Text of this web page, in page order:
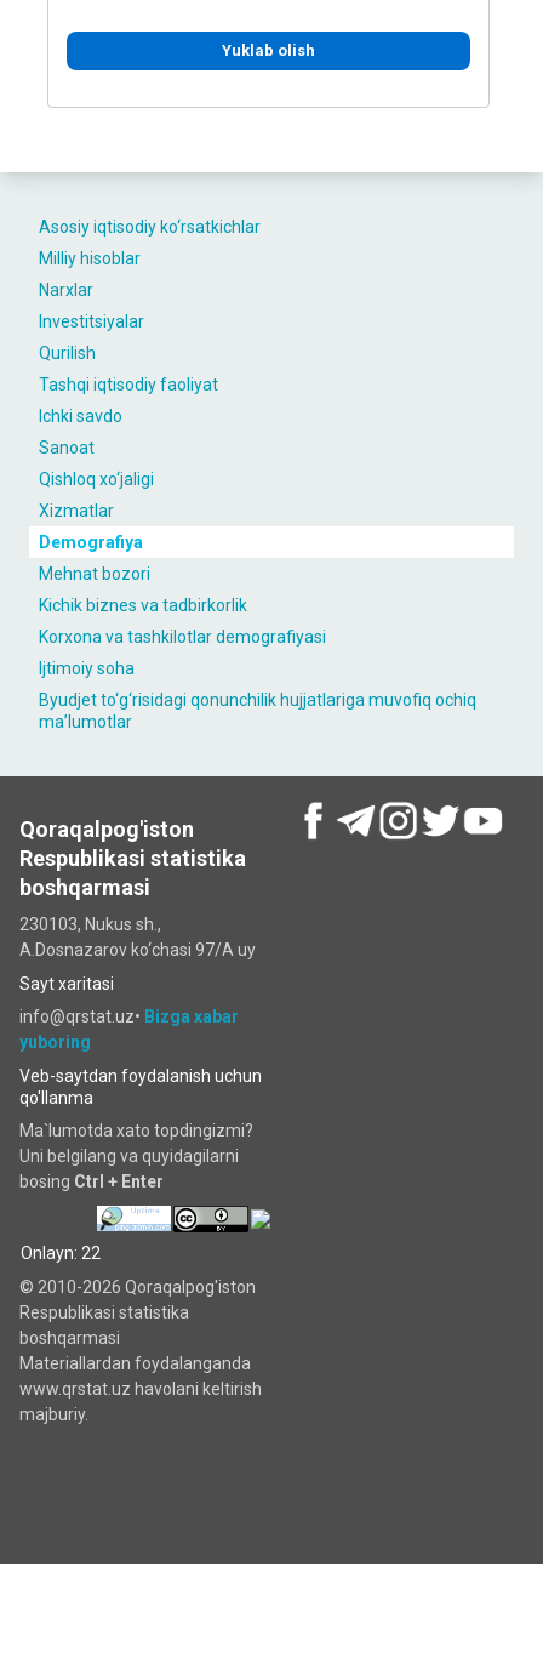
Asosiy iqtisodiy ko‘rsatkichlar
Milliy hisoblar
Narxlar
Investitsiyalar
Qurilish
Tashqi iqtisodiy faoliyat
Ichki savdo
Sanoat
Qishloq xo‘jaligi
Xizmatlar
Demografiya
Mehnat bozori
Kichik biznes va tadbirkorlik
Korxona va tashkilotlar demografiyasi
Ijtimoiy soha
Byudjet to‘g‘risidagi qonunchilik hujjatlariga muvofiq ochiq
maʼlumotlar
Yuklab olish
Qoraqalpog'iston
Respublikasi statistika
boshqarmasi
230103, Nukus sh.,
A.Dosnazarov ko‘chаsi 97/A uy
Sayt xaritasi
info@qrstat.uz• Bizga xabar
yuboring
Veb-saytdan foydalanish uchun
qo'llanma
Ma`lumotda xato topdingizmi?
Uni belgilang va quyidagilarni
bosing Ctrl + Enter
Onlayn: 22
© 2010-2026 Qoraqalpog'iston
Respublikasi statistika
boshqarmasi
Materiallardan foydalanganda
www.qrstat.uz havolani keltirish
majburiy.